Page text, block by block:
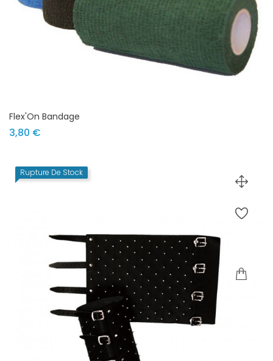
Flex'On Bandage
3,80 €
Rupture De Stock